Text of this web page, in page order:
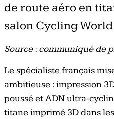
de route aéro en
salon Cycling
Source : communiqué de
Le spécialiste français
ambitieuse : impression
poussé et ADN ultra-
titane imprimé 3D dans